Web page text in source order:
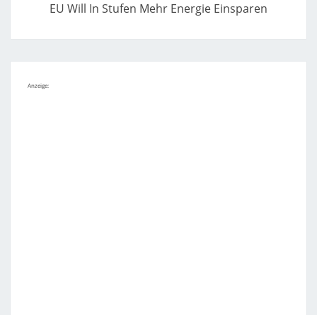
EU Will In Stufen Mehr Energie Einsparen
Anzeige: